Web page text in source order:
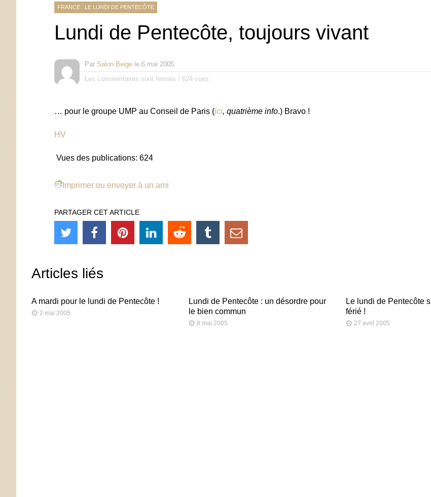
FRANCE : LE LUNDI DE PENTECÔTE
Lundi de Pentecôte, toujours vivant
Par Salon Beige le 6 mai 2005
Les commentaires sont fermés / 624 vues
… pour le groupe UMP au Conseil de Paris (ici, quatrième info.) Bravo !
HV
Vues des publications: 624
Imprimer ou envoyer à un ami
PARTAGER CET ARTICLE
Articles liés
A mardi pour le lundi de Pentecôte !
2 mai 2005
Lundi de Pentecôte : un désordre pour
le bien commun
8 mai 2005
Le lundi de Pentecôte
férié !
27 avril 2005